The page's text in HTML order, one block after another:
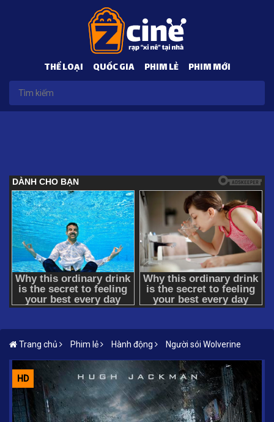
THỂ LOẠI QUỐC GIA PHIM LẺ PHIM MỚI
Trang chủ Phim lẻ Hành động Người sói Wolverine
HD